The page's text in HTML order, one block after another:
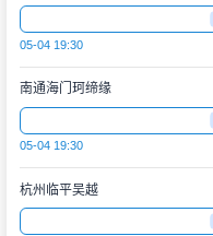
05-04 19:30
南通海门珂缔缘
05-04 19:30
杭州临平吴越